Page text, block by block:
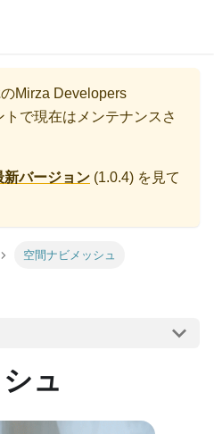
のMirza Developers
トで現在はメンテナンスさ
新バージョン (1.0.4) を見て
空間ナビメッシュ
ュ